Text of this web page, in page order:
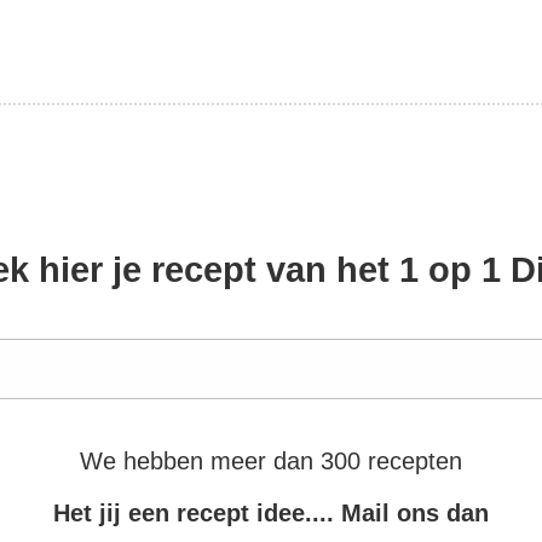
hier je recept van het 1 op 1
We hebben meer dan 300 recepten
Het jij een recept idee.... Mail ons dan